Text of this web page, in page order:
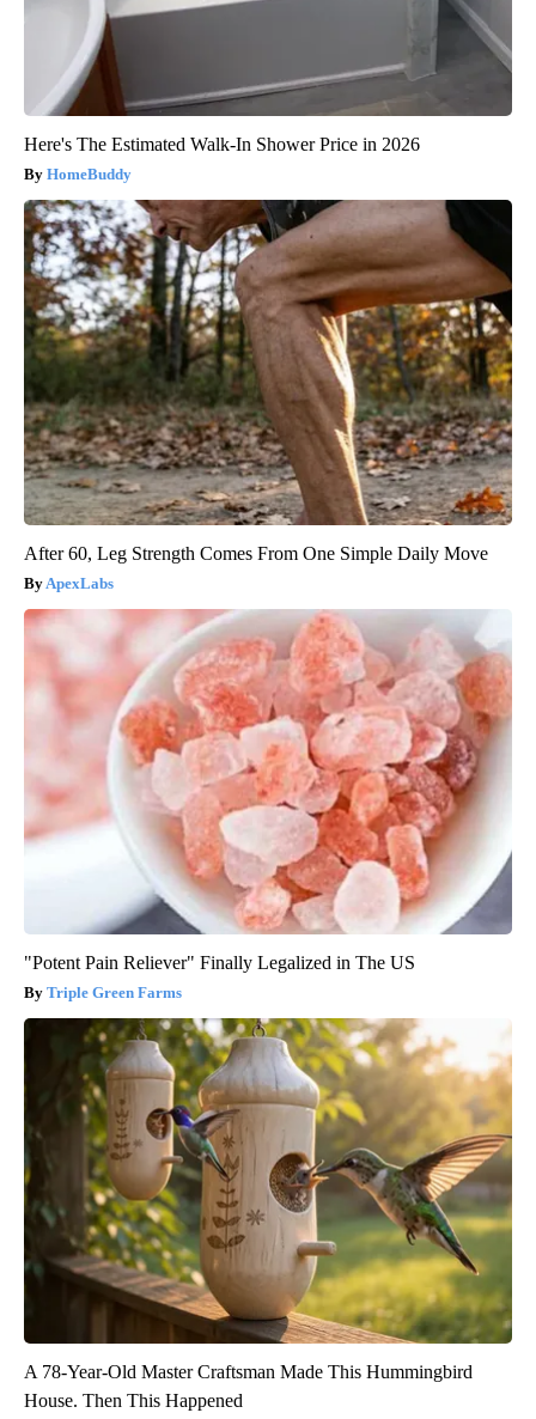
Here's The Estimated Walk-In Shower Price in 2026
HomeBuddy
After 60, Leg Strength Comes From One Simple Daily Move
ApexLabs
"Potent Pain Reliever" Finally Legalized in The US
Triple Green Farms
A 78-Year-Old Master Craftsman Made This Hummingbird
House. Then This Happened